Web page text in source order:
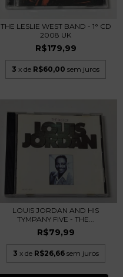
THE LESLIE WEST BAND - 1° CD
2008 UK
R$179,99
3 x de R$60,00 sem juros
LOUIS JORDAN AND HIS
TYMPANY FIVE - THE...
R$79,99
3 x de R$26,66 sem juros